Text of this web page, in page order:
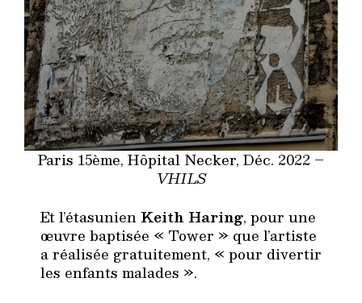
Paris 15ème, Hôpital Necker, Déc. 2022 –
VHILS
Et l’étasunien Keith Haring, pour une
œuvre baptisée « Tower » que l’artiste
a réalisée gratuitement, « pour divertir
les enfants malades ».